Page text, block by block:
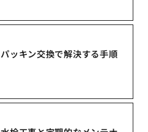
ッキン交換で解決する手順